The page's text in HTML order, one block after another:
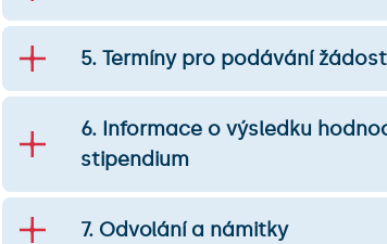
5. Termíny pro podávání
6. Informace o výsledku
stipendium
7. Odvolání a námitky